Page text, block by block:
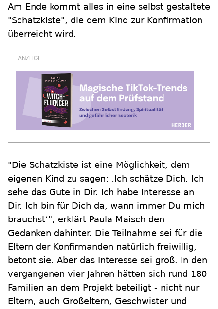
Am Ende kommt alles in eine selbst gestaltete
"Schatzkiste", die dem Kind zur Konfirmation
überreicht wird.
"Die Schatzkiste ist eine Möglichkeit, dem
eigenen Kind zu sagen: ‚Ich schätze Dich. Ich
sehe das Gute in Dir. Ich habe Interesse an
Dir. Ich bin für Dich da, wann immer Du mich
brauchst‘", erklärt Paula Maisch den
Gedanken dahinter. Die Teilnahme sei für die
Eltern der Konfirmanden natürlich freiwillig,
betont sie. Aber das Interesse sei groß. In den
vergangenen vier Jahren hätten sich rund 180
Familien an dem Projekt beteiligt - nicht nur
Eltern, auch Großeltern, Geschwister und